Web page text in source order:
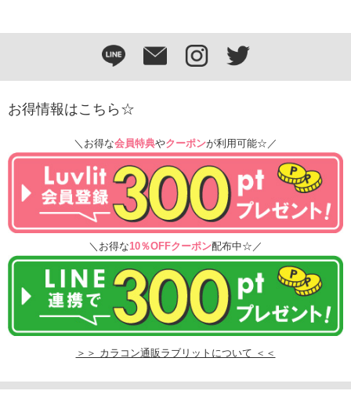
お得情報はこちら☆
＼お得な会員特典やクーポンが利用可能☆／
＼お得な10％OFFクーポン配布中☆／
＞＞ カラコン通販ラブリットについて ＜＜